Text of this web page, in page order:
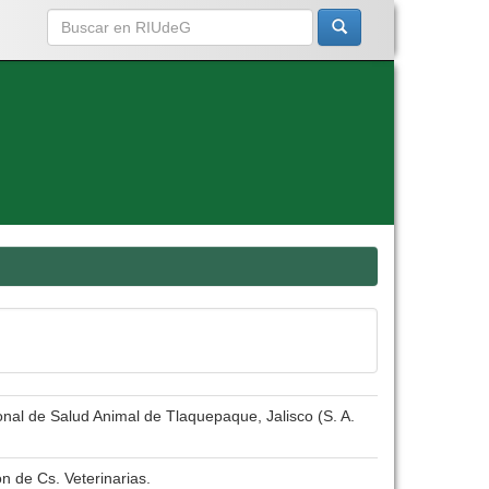
de Salud Animal de Tlaquepaque, Jalisco (S. A.
de Cs. Veterinarias.